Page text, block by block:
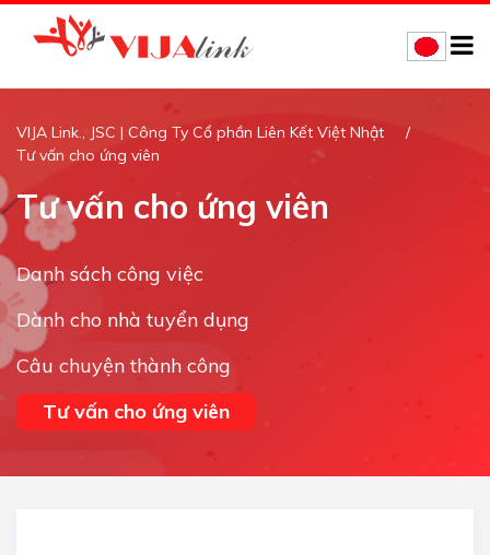
VIJA Link., JSC | Công Ty Cổ phần Liên Kết Việt Nhật
Tư vấn cho ứng viên
Tư vấn cho ứng viên
Danh sách công việc
Dành cho nhà tuyển dụng
Câu chuyện thành công
Tư vấn cho ứng viên